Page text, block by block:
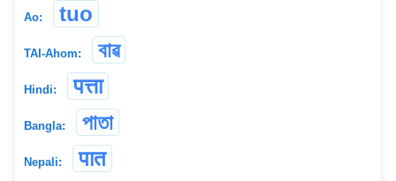
Ao: tuo
TAI-Ahom: বাৱ
Hindi: पत्ता
Bangla: পাতা
Nepali: पात